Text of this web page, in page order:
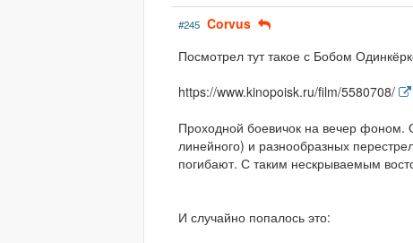
#245 Corvus
Посмотрел тут такое с Бобом
https://www.kinopoisk.ru/film/5580708/
Проходной боевичок на вечер фоном.
линейного) и разнообразных
погибают. С таким нескрываемым
И случайно попалось это: